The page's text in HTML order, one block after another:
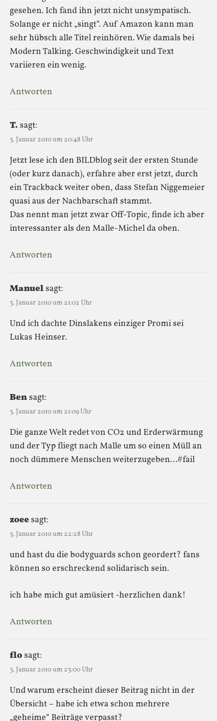
gesehen. Ich fand ihn jetzt nicht unsympatisch.
Solange er nicht „singt“. Auf Amazon kann man
sehr hübsch alle Titel reinhören. Wie damals bei
Modern Talking. Geschwindigkeit und Text
variieren ein wenig.
Antworten
T. sagt:
3. Januar 2010 um 20:48 Uhr
Jetzt lese ich den BILDblog seit der ersten Stunde
(oder kurz danach), erfahre aber erst jetzt, durch
ein Trackback weiter oben, dass Stefan Niggemeier
quasi aus der Nachbarschaft stammt.
Das nennt man jetzt zwar Off-Topic, finde ich aber
interessanter als den Malle-Michel da oben.
Antworten
Manuelsagt:
3. Januar 2010 um 21:02 Uhr
Und ich dachte Dinslakens einziger Promi sei
Lukas Heinser.
Antworten
Bensagt:
3. Januar 2010 um 21:09 Uhr
Die ganze Welt redet von CO2 und Erderwärmung
und der Typ fliegt nach Malle um so einen Müll an
noch dümmere Menschen weiterzugeben…#fail
Antworten
zoeesagt:
3. Januar 2010 um 22:28 Uhr
und hast du die bodyguards schon geordert? fans
können so erschreckend solidarisch sein.
ich habe mich gut amüsiert -herzlichen dank!
Antworten
flosagt:
3. Januar 2010 um 23:00 Uhr
Und warum erscheint dieser Beitrag nicht in der
Übersicht – habe ich etwa schon mehrere
„geheime“ Beiträge verpasst?